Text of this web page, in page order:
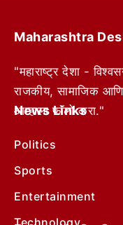
Maharashtra
"महाराष्ट्र देशा -
राजकीय, सामाजिक
आम्हाला फॉलो करा."
News Links
Politics
Sports
Entertainment
Technology